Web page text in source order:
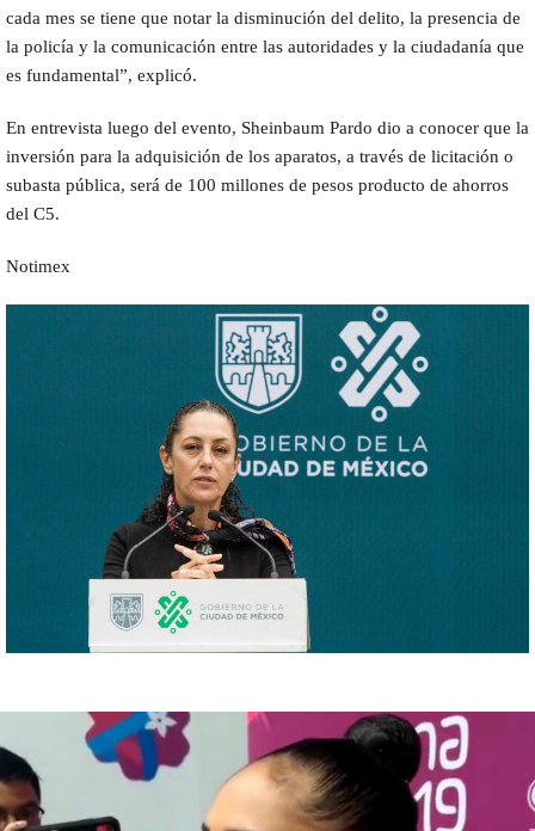
cada mes se tiene que notar la disminución del delito, la presencia de
la policía y la comunicación entre las autoridades y la ciudadanía que
es fundamental”, explicó.
En entrevista luego del evento, Sheinbaum Pardo dio a conocer que la
inversión para la adquisición de los aparatos, a través de licitación o
subasta pública, será de 100 millones de pesos producto de ahorros
del C5.
Notimex